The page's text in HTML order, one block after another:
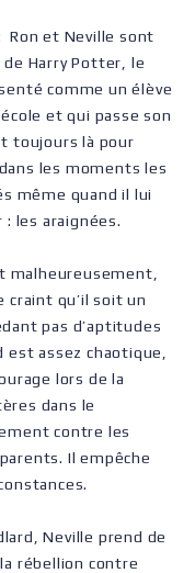
Ron et Neville sont
de Harry Potter, le
comme un élève
et qui passe son
toujours là pour
les moments les
même quand il lui
les araignées.
malheureusement,
craint qu’il soit un
pas d’aptitudes
est assez chaotique,
lors de la
dans le
contre les
Il empêche
Neville prend de
rébellion contre